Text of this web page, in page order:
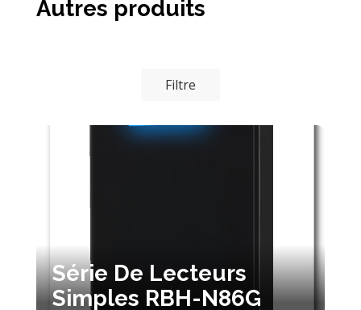
Autres produits
Filtre
Série De Lecteurs
Simples RBH-N86G